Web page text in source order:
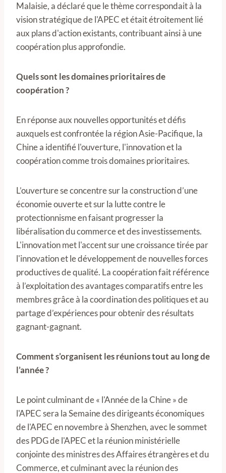
Malaisie, a déclaré que le thème correspondait à la
vision stratégique de l'APEC et était étroitement lié
aux plans d'action existants, contribuant ainsi à une
coopération plus approfondie.
Quels sont les domaines prioritaires de
coopération ?
En réponse aux nouvelles opportunités et défis
auxquels est confrontée la région Asie-Pacifique, la
Chine a identifié l'ouverture, l'innovation et la
coopération comme trois domaines prioritaires.
L’ouverture se concentre sur la construction d’une
économie ouverte et sur la lutte contre le
protectionnisme en faisant progresser la
libéralisation du commerce et des investissements.
L'innovation met l'accent sur une croissance tirée par
l'innovation et le développement de nouvelles forces
productives de qualité. La coopération fait référence
à l’exploitation des avantages comparatifs entre les
membres grâce à la coordination des politiques et au
partage d’expériences pour obtenir des résultats
gagnant-gagnant.
Comment s’organisent les réunions tout au long de
l’année ?
Le point culminant de « l'Année de la Chine » de
l'APEC sera la Semaine des dirigeants économiques
de l'APEC en novembre à Shenzhen, avec le sommet
des PDG de l'APEC et la réunion ministérielle
conjointe des ministres des Affaires étrangères et du
Commerce, et culminant avec la réunion des